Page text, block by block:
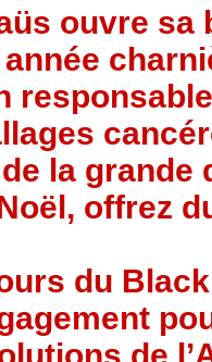
ouvre sa
année
la grande
offrez
du